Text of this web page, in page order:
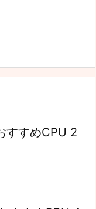
すすめCPU 2